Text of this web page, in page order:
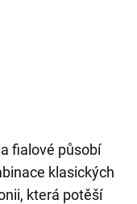
fialové působí
klasických
která potěší